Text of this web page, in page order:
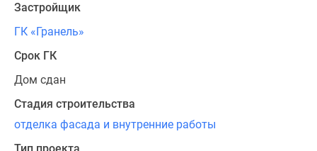
Застройщик
ГК «Гранель»
Срок ГК
Дом сдан
Стадия строительства
отделка фасада и внутренние работы